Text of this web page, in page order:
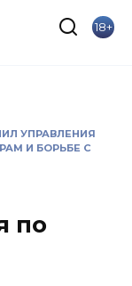
18+
УПРАВЛЕНИЯ
И БОРЬБЕ С
по